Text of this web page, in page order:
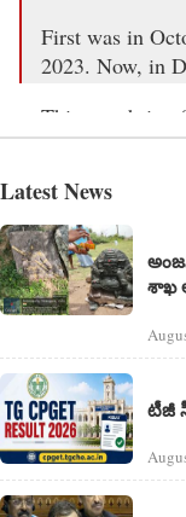
First was in
2023. Now, in
This may bring
divine ❤️
What an
pic.twitter.com/
— Akshaya
2025
Latest News
శాఖ
టీజీ